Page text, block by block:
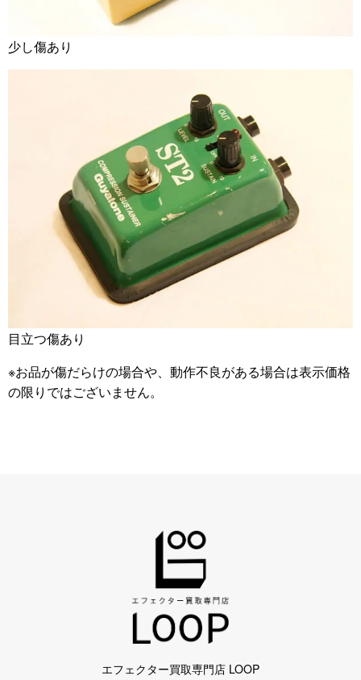
少し傷あり
目立つ傷あり
※お品が傷だらけの場合や、動作不良がある場合は表示価格
の限りではございません。
エフェクター買取専門店 LOOP